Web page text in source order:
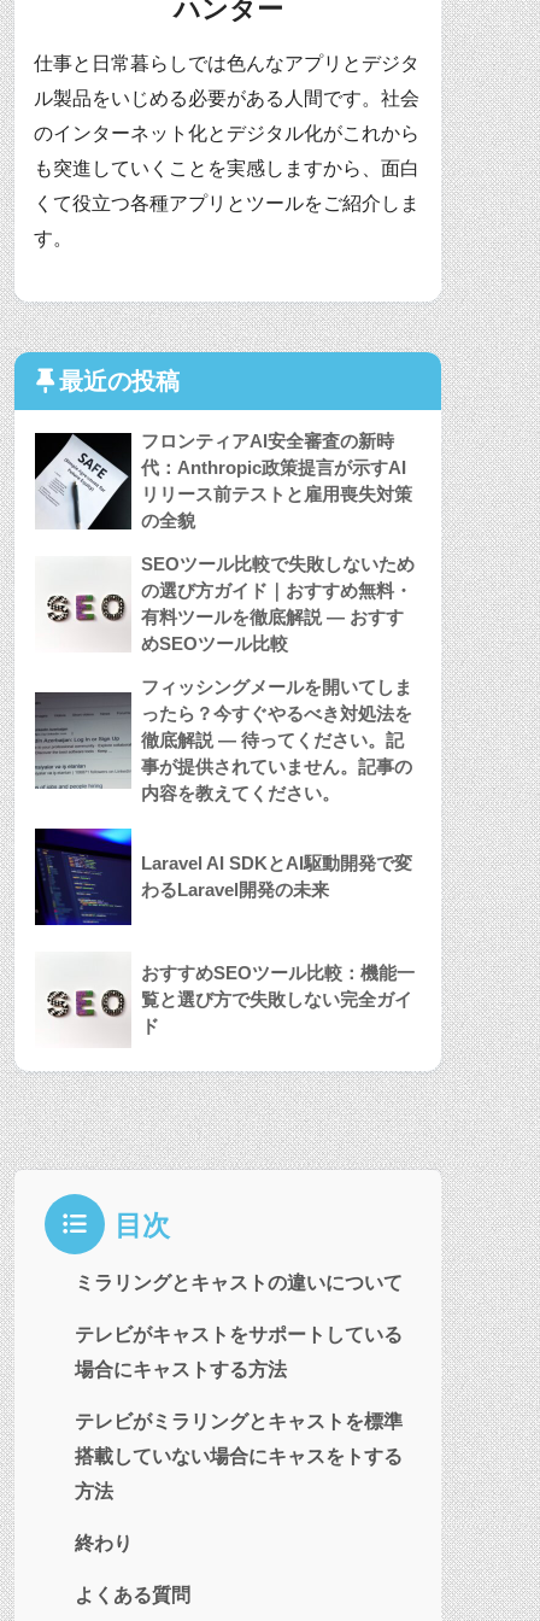
ハンター
仕事と日常暮らしでは色んなアプリとデジタ
ル製品をいじめる必要がある人間です。社会
のインターネット化とデジタル化がこれから
も突進していくことを実感しますから、面白
くて役立つ各種アプリとツールをご紹介しま
す。
最近の投稿
フロンティアAI安全審査の新時
代：Anthropic政策提言が示すAI
リリース前テストと雇用喪失対策
の全貌
SEOツール比較で失敗しないため
の選び方ガイド｜おすすめ無料・
有料ツールを徹底解説 — おすす
めSEOツール比較
フィッシングメールを開いてしま
ったら？今すぐやるべき対処法を
徹底解説 — 待ってください。記
事が提供されていません。記事の
内容を教えてください。
Laravel AI SDKとAI駆動開発で変
わるLaravel開発の未来
おすすめSEOツール比較：機能一
覧と選び方で失敗しない完全ガイ
ド
目次
ミラリングとキャストの違いについて
テレビがキャストをサポートしている
場合にキャストする方法
テレビがミラリングとキャストを標準
搭載していない場合にキャスをトする
方法
終わり
よくある質問